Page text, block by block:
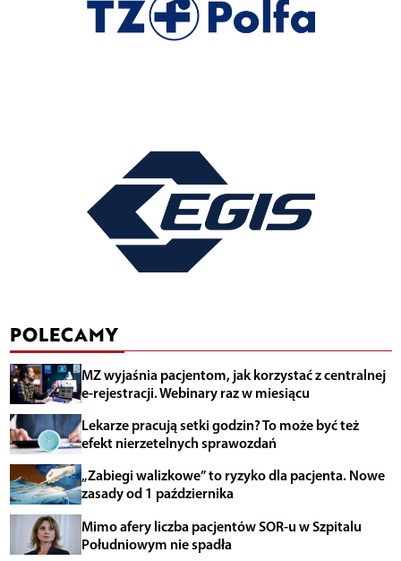
POLECAMY
MZ wyjaśnia pacjentom, jak korzystać z centralnej
e-rejestracji. Webinary raz w miesiącu
Lekarze pracują setki godzin? To może być też
efekt nierzetelnych sprawozdań
„Zabiegi walizkowe” to ryzyko dla pacjenta. Nowe
zasady od 1 października
Mimo afery liczba pacjentów SOR-u w Szpitalu
Południowym nie spadła